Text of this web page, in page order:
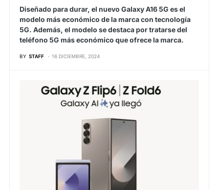
Diseñado para durar, el nuevo Galaxy A16 5G es el
modelo más económico de la marca con tecnología
5G. Además, el modelo se destaca por tratarse del
teléfono 5G más económico que ofrece la marca.
BY STAFF 16 DICIEMBRE, 2024